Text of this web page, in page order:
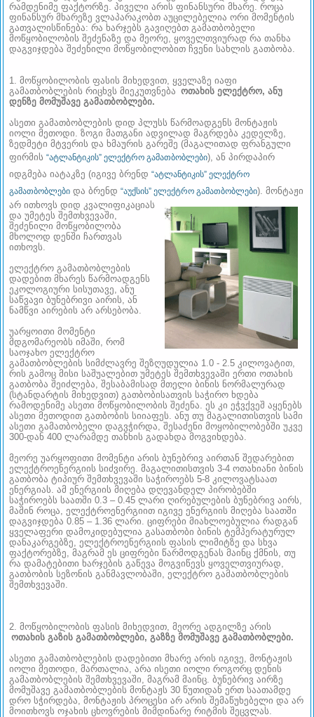
რამდენიმე ფაქტორზე. პიველი არის ფინანსური მხარე. როცა
ფინანსურ მხარეზე ვლაპარაკობთ აუცილებელია ორი მომენტის
გათვალისწინება: რა ხარჯებს გავიღებთ გამათბობელი
მოწყობილობის შეძენაზე და მეორე, ყოველთვიურად რა თანხა
დაგვიჯდება შეძენილი მოწყობილობით ჩვენი სახლის გათბობა.
1. მოწყობილობის ფასის მიხედვით, ყველაზე იაფი
გამათბობლების რიცხვს მიეკუთვნება ოთახის ელექტრო, ანუ
დენზე მომუშავე გამათბობლები.
ასეთი გამათბობლების დიდ პლუსს წარმოადგენს მონტაჟის
იოლი მეთოდი. ზოგი მათგანი ადვილად მაგრდება კედელზე,
ზედმეტი მტვერის და ხმაურის გარეშე (მაგალითად ფრანგული
ფირმის “ატლანტიკის” ელექტრო გამათბობლები), ან პირდაპირ
იდგმება იატაკზე (იგივე ბრენდ “ატლანტიკის” ელექტრო
გამათბობლები და ბრენდ “აუქსის” ელექტრო გამათბობლები). მონტაჟი
არ ითხოვს დიდ კვალიფიკაციას
და უმეტეს შემთხვევაში,
შეძენილი მოწყობილობა
მხოლოდ დენში ჩართვას
ითხოვს.
ელექტრო გამათბობლების
დადებით მხარეს წარმოადგენს
ეკოლოგიური სისუთავე, ანუ
საწვავი ბუნებრივი აირის, ან
ნამწვი აირების არ არსებობა.
უარყოითი მომენტი
მდგომარეობს იმაში, რომ
საოჯახო ელექტრო
გამათბობლების სიმძლავრე შეზღუდულია 1.0 - 2.5 კილოვატით,
რის გამოც მისი საშუალებით უმეტეს შემთხვევაში ერთი ოთახის
გათბობა შეიძლება, შესაბამისად მთელი ბინის ნორმალურად
(სტანდარტის მიხედვით) გათბობისათვის საჭირო ხდება
რამოდენიმე ასეთი მოწყობილობის შეძენა. ეს კი ეჭვქვეშ აყენებს
ასეთი მეთოდით გათბობის სიიაფეს. ანუ თუ მაგალითისთვის სამი
ასეთი გამათბობელი დაგვჭირდა, შესაძენი მოყობილობებში უკვე
300-დან 400 ლარამდე თანხის გადახდა მოგვიხდება.
მეორე უარყოფითი მომენტი არის ბუნებრივ აირთან შედარებით
ელექტროენერგიის სიძვირე. მაგალითისთვის 3-4 ოთახიანი ბინის
გათბობა ტიპიურ შემთხვევაში საჭიროებს 5-8 კილოვატსაათ
ენერგიას. ამ ენერგიის მიღება დღევანდელ პირობებში
საჭიროებს საათში 0.3 – 0.45 ლარი ღირებულების ბუნებრივ აირს,
მაშინ როცა, ელექტროენერგიით იგივე ენერგიის მიღება საათში
დაგვიჯდება 0.85 – 1.36 ლარი. ციფრები მიახლოებულია რადგან
ყველაფერი დამოკიდებულია გასათბობი ბინის ტემპერატურულ
დანაკარგებზე, ელექტროენერგიის ფასის ლიმიტზე და სხვა
ფაქტორებზე, მაგრამ ეს ციფრები წარმოდგენას მაინც ქმნის, თუ
რა დამატებითი ხარჯების გაწევა მოგვიწევს ყოველთვიურად,
გათბობის სეზონის განმავლობაში, ელექტრო გამათბობლების
შემთხვევაში.
2. მოწყობილობის ფასის მიხედვით, მეორე ადგილზე არის
ოთახის გაზის გამათბობლები, გაზზე მომუშავე გამათბობლები.
ასეთი გამათბობლების დადებითი მხარე არის იგივე, მონტაჟის
იოლი მეთოდი, მართალია, არა ისეთი იოლი როგორც დენის
გამათბობლების შემთხვევაში, მაგრამ მაინც. ბუნებრივ აირზე
მომუშავე გამათბობლების მონტაჟს 30 წუთიდან ერთ საათამდე
დრო სჭირდება, მონტაჟის პროცესი არ არის შემაწუხებელი და არ
მოითხოვს ოჯახის ცხოვრების მიმდინარე რიტმის შეცვლას.